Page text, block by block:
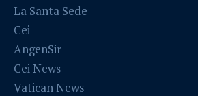
La Santa Sede
Cei
AngenSir
Cei News
Vatican News